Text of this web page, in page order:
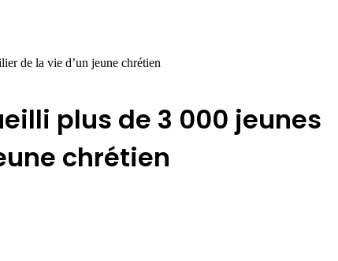
de la vie d’un jeune chrétien
plus de 3 000 jeunes
chrétien